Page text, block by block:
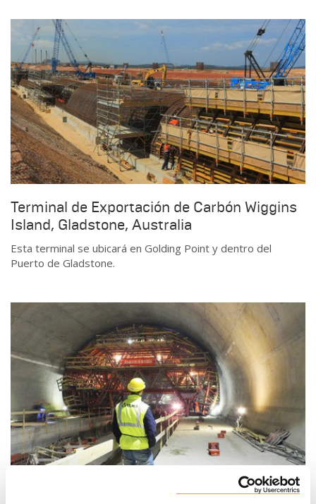
Terminal de Exportación de Carbón Wiggins
Island, Gladstone, Australia
Esta terminal se ubicará en Golding Point y dentro del
Puerto de Gladstone.
Túnel Blanka, Praga, República Checa